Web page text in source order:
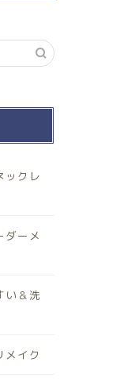
ックレ
ダーメ
い＆洗
イク